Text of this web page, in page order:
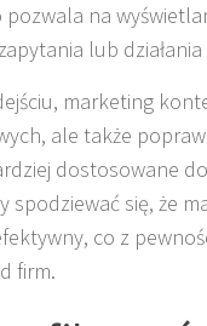
pozwala na
lub
marketing
ale także
dostosowane
spodziewać się, że
co z
firm.